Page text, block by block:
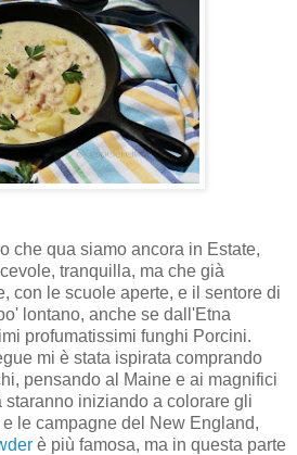
che qua siamo ancora in Estate,
tranquilla, ma che già
con le scuole aperte, e il sentore di
lontano, anche se dall'Etna
profumatissimi funghi Porcini.
mi è stata ispirata comprando
pensando al Maine e ai magnifici
iniziando a colorare gli
le campagne del New England,
è più famosa, ma in questa parte